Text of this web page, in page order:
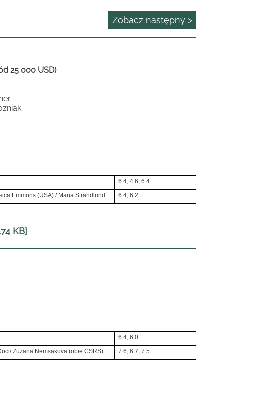
Zobacz następny >
25 000 USD)
6:4, 4:6, 6:4
Emmons (USA) / Maria Strandlund
6:4, 6:2
KB]
6:4, 6:0
Zuzana Nemsakova (obie CSRS)
7:6, 6:7, 7:5